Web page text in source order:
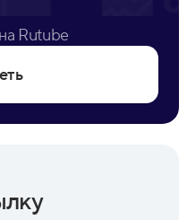
Rutube